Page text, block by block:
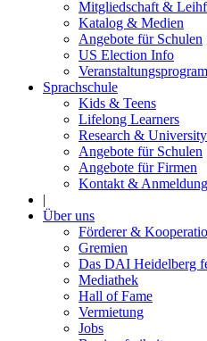
Mitgliedschaft &
Katalog & Medien
Angebote für Schulen
US Election Info
Sprachschule
Kids & Teens
Lifelong Learners
Research &
Angebote für Schulen
Angebote für Firmen
Kontakt & Anmeldung
|
Über uns
Förderer &
Gremien
Das DAI Heidelberg
Mediathek
Hall of Fame
Vermietung
Jobs